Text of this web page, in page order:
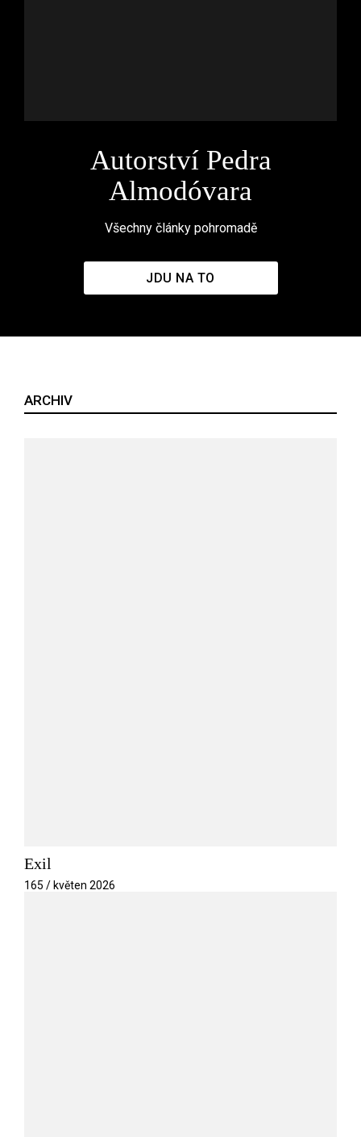
Autorství Pedra
Almodóvara
Všechny články pohromadě
JDU NA TO
ARCHIV
Exil
165 / květen 2026